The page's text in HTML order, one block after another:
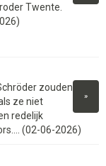
Twente.
»
zouden
ze niet
redelijk
(02-06-2026)